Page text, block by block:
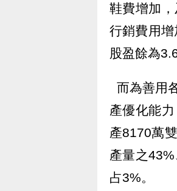
鞋費增加
行銷費用
股盈餘為
而為善用
產優化能
產8170萬
產量之
占3%。